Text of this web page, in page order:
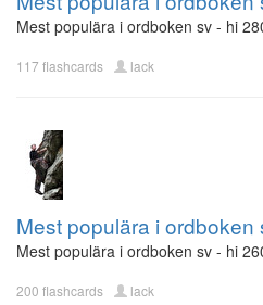
Mest populära i ordboken sv - hi
117 flashcards lack
Mest populära i ordboken
Mest populära i ordboken sv - hi
200 flashcards lack